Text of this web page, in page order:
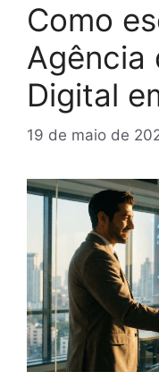
Como
Agência
Digital
19 de maio de